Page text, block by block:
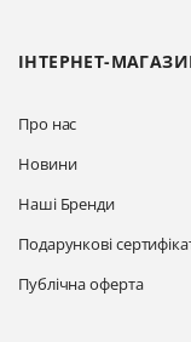
ІНТЕРНЕТ-
Про нас
Новини
Наші Бренди
Подарункові
Публічна оферта